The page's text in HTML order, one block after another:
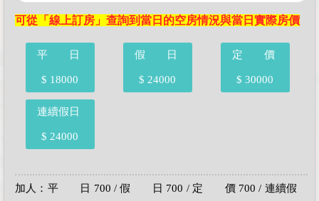
可從「線上訂房」查詢到當日的空房情況與當日實際房價
平 日
$ 18000
假 日
$ 24000
定 價
$ 30000
連續假日
$ 24000
加人：平 日 700 / 假 日 700 / 定 價 700 / 連續假